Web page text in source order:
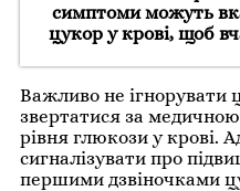
симптоми можуть
цукор у крові, щоб
Важливо не ігнорувати
звертатися за
рівня глюкози у крові.
сигналізувати про
першими дзвіночками